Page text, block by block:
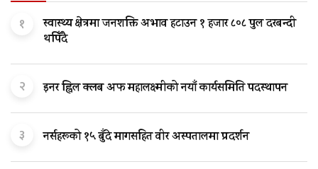
१
स्वास्थ्य क्षेत्रमा जनशक्ति अभाव हटाउन १ हजार ८०८ पुल दरबन्दी
थपिँदै
२ इनर ह्विल क्लब अफ महालक्ष्मीको नयाँ कार्यसमिति पदस्थापन
३ नर्सहरूको १५ बुँदे मागसहित वीर अस्पतालमा प्रदर्शन